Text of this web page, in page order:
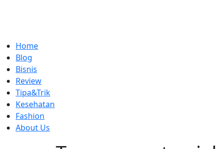
Home
Blog
Bisnis
Review
Tipa&Trik
Kesehatan
Fashion
About Us